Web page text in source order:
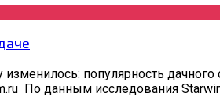
популярность
По данным исследования